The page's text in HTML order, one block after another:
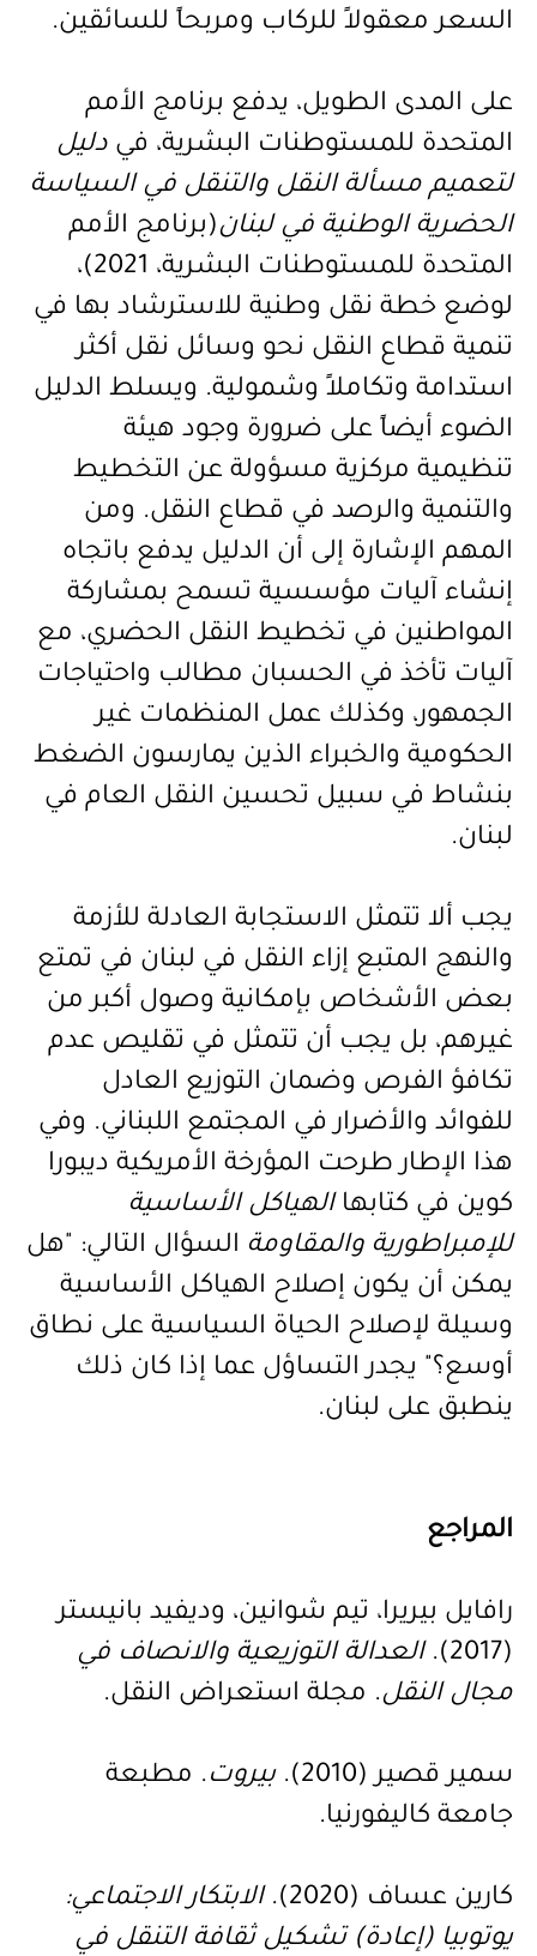
السعر معقولاً للركاب ومربحاً للسائقين.
على المدى الطويل، يدفع برنامج الأمم
المتحدة للمستوطنات البشرية، في دليل
لتعميم مسألة النقل والتنقل في السياسة
الحضرية الوطنية في لبنان(برنامج الأمم
المتحدة للمستوطنات البشرية، 2021)،
لوضع خطة نقل وطنية للاسترشاد بها في
تنمية قطاع النقل نحو وسائل نقل أكثر
استدامة وتكاملاً وشمولية. ويسلط الدليل
الضوء أيضاً على ضرورة وجود هيئة
تنظيمية مركزية مسؤولة عن التخطيط
والتنمية والرصد في قطاع النقل. ومن
المهم الإشارة إلى أن الدليل يدفع باتجاه
إنشاء آليات مؤسسية تسمح بمشاركة
المواطنين في تخطيط النقل الحضري، مع
آليات تأخذ في الحسبان مطالب واحتياجات
الجمهور، وكذلك عمل المنظمات غير
الحكومية والخبراء الذين يمارسون الضغط
بنشاط في سبيل تحسين النقل العام في
لبنان.
يجب ألا تتمثل الاستجابة العادلة للأزمة
والنهج المتبع إزاء النقل في لبنان في تمتع
بعض الأشخاص بإمكانية وصول أكبر من
غيرهم، بل يجب أن تتمثل في تقليص عدم
تكافؤ الفرص وضمان التوزيع العادل
للفوائد والأضرار في المجتمع اللبناني. وفي
هذا الإطار طرحت المؤرخة الأمريكية ديبورا
كوين في كتابهاالهياكل الأساسية
للإمبراطورية والمقاومة السؤال التالي: "هل
يمكن أن يكون إصلاح الهياكل الأساسية
وسيلة لإصلاح الحياة السياسية على نطاق
أوسع؟" يجدر التساؤل عما إذا كان ذلك
ينطبق على لبنان.
المراجع
رافايل بيريرا، تيم شوانين، وديفيد بانيستر
(2017).
العدالة التوزيعية والانصاف في
مجال النقل. مجلة استعراض النقل.
سمير قصير (2010). بيروت . مطبعة
جامعة كاليفورنيا.
كارين عساف (2020).
الابتكار الاجتماعي:
يوتوبيا (إعادة) تشكيل ثقافة التنقل في